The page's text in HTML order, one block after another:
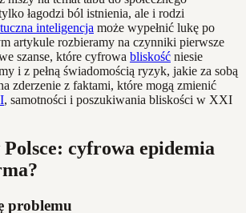
łagodzi ból istnienia, ale i rodzi
inteligencja może wypełnić lukę po
artykule rozbieramy na czynniki pierwsze
szanse, które cyfrowa bliskość niesie
i z pełną świadomością ryzyk, jakie za sobą
zderzenie z faktami, które mogą zmienić
, samotności i poszukiwania bliskości w XXI
Polsce: cyfrowa epidemia
problemu